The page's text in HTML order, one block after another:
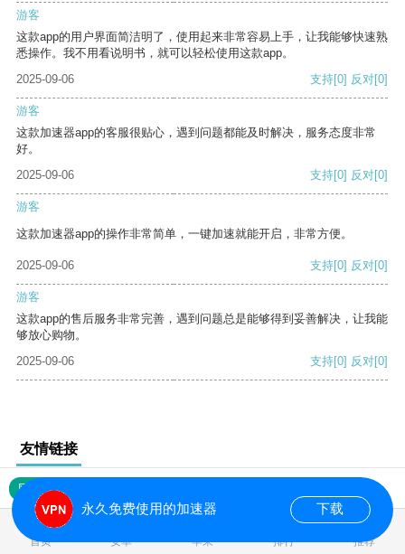
游客
这款app的用户界面简洁明了，使用起来非常容易上手，让我能够快速熟
悉操作。我不用看说明书，就可以轻松使用这款app。
2025-09-06
支持[0] 反对[0]
游客
这款加速器app的客服很贴心，遇到问题都能及时解决，服务态度非常
好。
2025-09-06
支持[0] 反对[0]
游客
这款加速器app的操作非常简单，一键加速就能开启，非常方便。
2025-09-06 支持[0] 反对[0]
游客
这款app的售后服务非常完善，遇到问题总是能够得到妥善解决，让我能
够放心购物。
2025-09-06
支持[0] 反对[0]
友情链接
网站地图
首页 安卓 苹果 排行 推荐
永久免费使用的加速器 下载
0.016505s